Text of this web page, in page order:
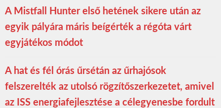
A Mistfall Hunter első hetének sikere után az
egyik pályára máris beígérték a régóta várt
egyjátékos módot
A hat és fél órás űrsétán az űrhajósok
felszerelték az utolsó rögzítőszerkezetet, amivel
az ISS energiafejlesztése a célegyenesbe fordult